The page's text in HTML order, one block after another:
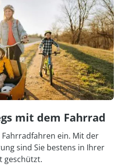
mit dem Fahrrad
ein. Mit der
sind Sie bestens in Ihrer
geschützt.